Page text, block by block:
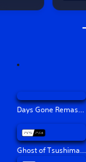
Days Gone Remastered
Ghost of Tsushima Director's Cut